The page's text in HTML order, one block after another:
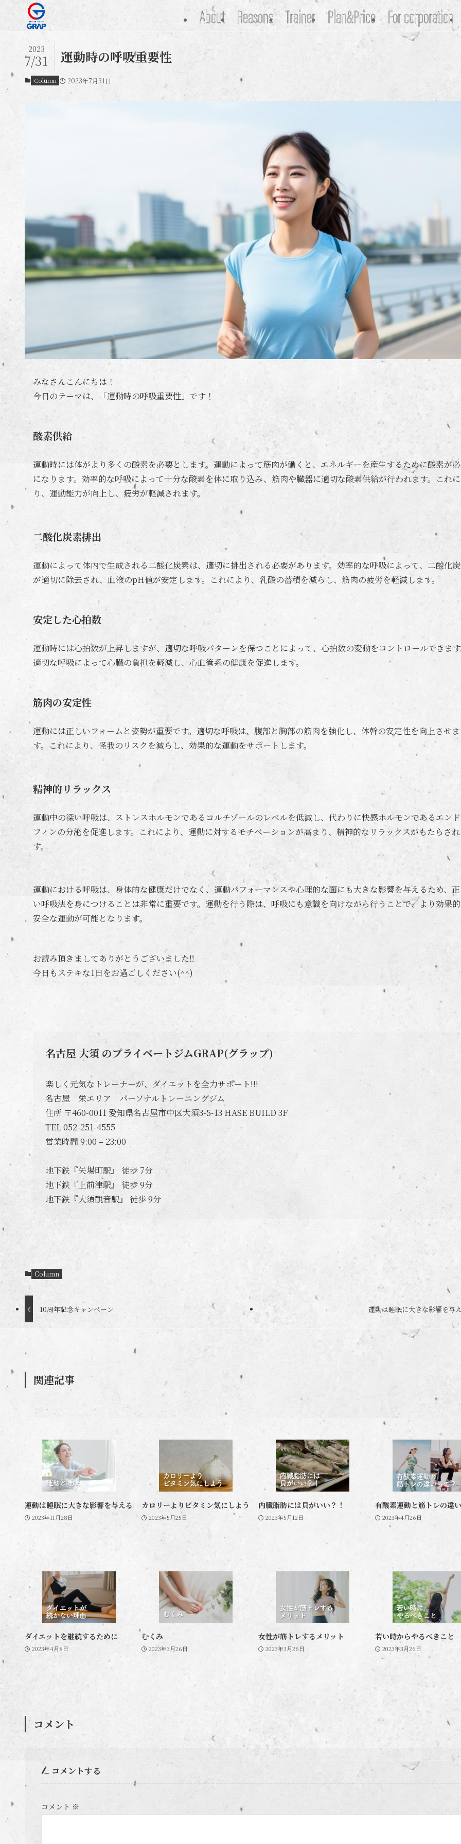
About Reasons Trainer Plan&Price For corporation
運動時の呼吸重要性
2023
7/31
Column 2023年7月31日
みなさんこんにちは！
今日のテーマは、「運動時の呼吸重要性」です！
酸素供給
運動時には体がより多くの酸素を必要とします。運動によって筋肉が働くと、エネルギーを産生するために酸素が
になります。効率的な呼吸によって十分な酸素を体に取り込み、筋肉や臓器に適切な酸素供給が行われます。これ
り、運動能力が向上し、疲労が軽減されます。
二酸化炭素排出
運動によって体内で生成される二酸化炭素は、適切に排出される必要があります。効率的な呼吸によって、二酸化
が適切に除去され、血液のpH値が安定します。これにより、乳酸の蓄積を減らし、筋肉の疲労を軽減します。
安定した心拍数
運動時には心拍数が上昇しますが、適切な呼吸パターンを保つことによって、心拍数の変動をコントロールできま
適切な呼吸によって心臓の負担を軽減し、心血管系の健康を促進します。
筋肉の安定性
運動には正しいフォームと姿勢が重要です。適切な呼吸は、腹部と胸部の筋肉を強化し、体幹の安定性を向上させま
す。これにより、怪我のリスクを減らし、効果的な運動をサポートします。
精神的リラックス
運動中の深い呼吸は、ストレスホルモンであるコルチゾールのレベルを低減し、代わりに快感ホルモンであるエン
フィンの分泌を促進します。これにより、運動に対するモチベーションが高まり、精神的なリラックスがもたらさ
す。
運動における呼吸は、身体的な健康だけでなく、運動パフォーマンスや心理的な面にも大きな影響を与えるため、
い呼吸法を身につけることは非常に重要です。運動を行う際は、呼吸にも意識を向けながら行うことで、より効果
安全な運動が可能となります。
お読み頂きましてありがとうございました‼️
今日もステキな1日をお過ごしください(^^)
名古屋 大須 のプライベートジムGRAP(グラップ)
楽しく元気なトレーナーが、ダイエットを全力サポート!!!
名古屋 栄エリア パーソナルトレーニングジム
住所 〒460-0011 愛知県名古屋市中区大須3-5-13 HASE BUILD 3F
TEL 052-251-4555
営業時間 9:00 – 23:00
地下鉄『矢場町駅』 徒歩 7分
地下鉄『上前津駅』 徒歩 9分
地下鉄『大須観音駅』 徒歩 9分
Column
10周年記念キャンペーン 運動は睡眠に大きな影響を与
関連記事
運動は睡眠に大きな影響を与える
2023年11月28日
カロリーよりビタミン気にしよう
2023年5月25日
内臓脂肪には貝がいい？！
2023年5月12日
有酸素運動と筋トレの違
2023年4月26日
ダイエットを継続するために
2023年4月8日
むくみ
2023年3月26日
女性が筋トレするメリット
2023年3月26日
若い時からやるべきこと
2023年3月26日
コメント
コメントする
コメント ※